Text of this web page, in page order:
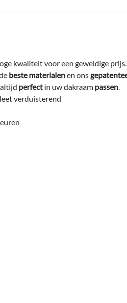
kwaliteit voor een geweldige
beste materialenen ons
perfect in uw dakraam passen.
verduisterend